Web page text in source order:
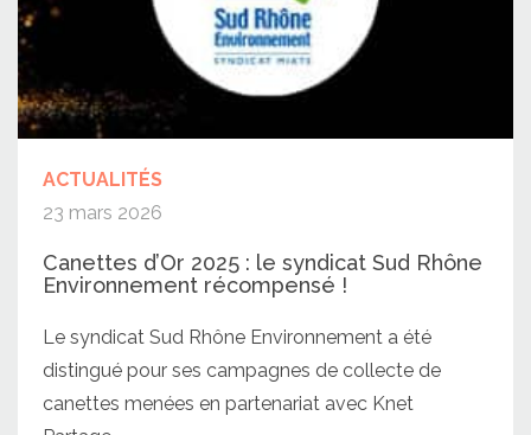
ACTUALITÉS
23 mars 2026
Canettes d’Or 2025 : le syndicat Sud Rhône
Environnement récompensé !
Le syndicat Sud Rhône Environnement a été
distingué pour ses campagnes de collecte de
canettes menées en partenariat avec Knet